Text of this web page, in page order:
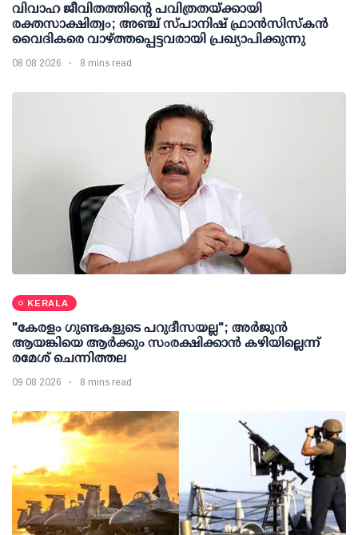
വിവാഹ ജീവിതത്തിന്റെ പവിത്രതയ്ക്കായി
രക്തസാക്ഷിത്വം; അഞ്ച് സ്പാനിഷ് ഫ്രാന്‍സിസ്‌കന്‍
വൈദികരെ വാഴ്ത്തപ്പെട്ടവരായി പ്രഖ്യാപിക്കുന്നു
08 08 2026 8 mins read
KERALA
"കേരളം ഗുണ്ടകളുടെ പറുദീസയല്ല"; അർജുൻ
ആയങ്കിയെ ആർക്കും സംരക്ഷിക്കാൻ കഴിയില്ലെന്ന്
രമേശ് ചെന്നിത്തല
09 08 2026 8 mins read